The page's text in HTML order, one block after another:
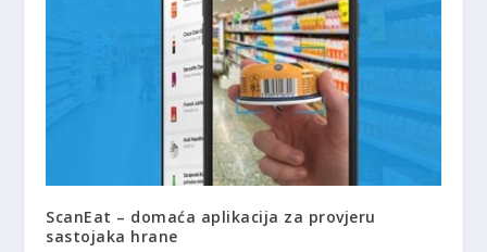
ScanEat – domaća aplikacija za provjeru
sastojaka hrane